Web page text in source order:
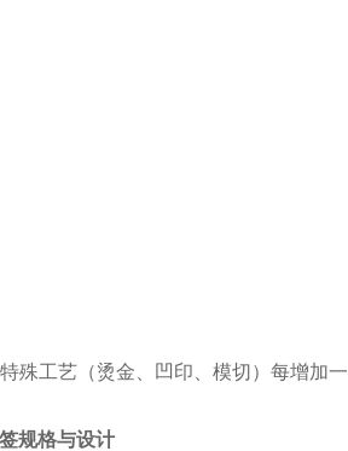
殊工艺（烫金、凹印、模切）每增加一
规格与设计